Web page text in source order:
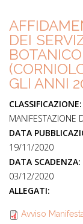
DEI
GLI ANNI
CLASSIFICAZIONE:
MANIFESTAZIONE
DATA
19/11/2020
DATA SCADENZA:
03/12/2020
ALLEGATI:
Avviso